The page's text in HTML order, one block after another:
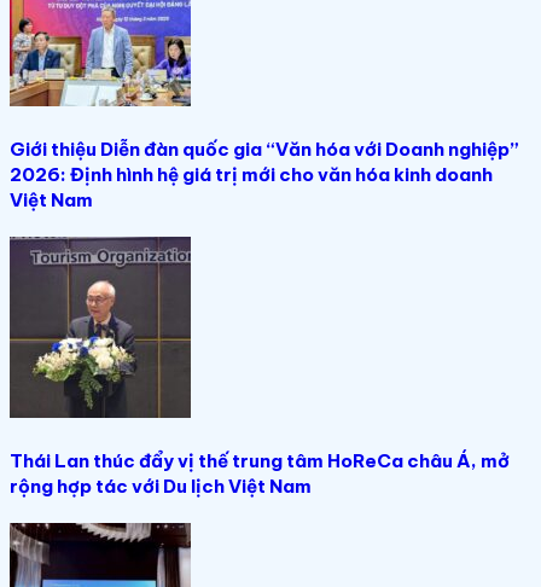
Giới thiệu Diễn đàn quốc gia “Văn hóa với Doanh nghiệp”
2026: Định hình hệ giá trị mới cho văn hóa kinh doanh
Việt Nam
Thái Lan thúc đẩy vị thế trung tâm HoReCa châu Á, mở
rộng hợp tác với Du lịch Việt Nam